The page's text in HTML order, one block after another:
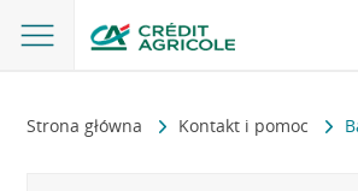
Strona główna Kontakt i pomoc